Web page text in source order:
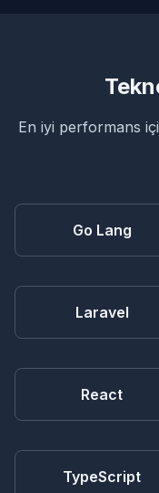
En iyi performans
Go Lang
Laravel
React
TypeScript